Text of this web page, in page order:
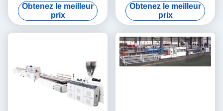
PVC
Obtenez le meilleur
prix
de WPC/WPC
Obtenez le meilleur
prix